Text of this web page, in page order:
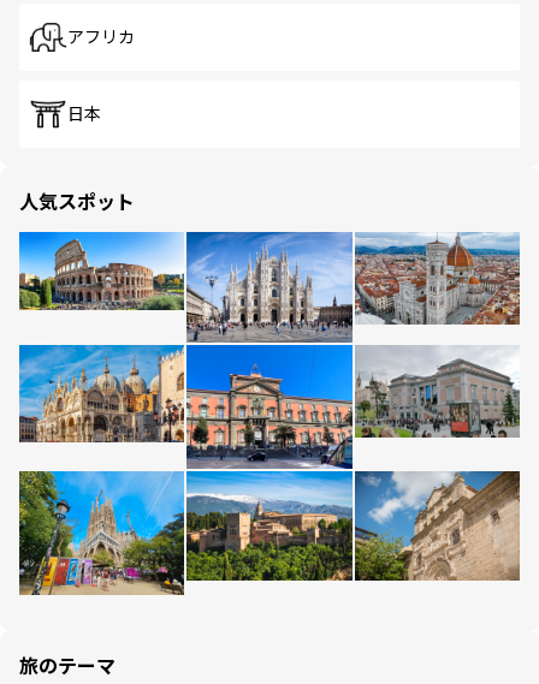
アフリカ
日本
人気スポット
旅のテーマ